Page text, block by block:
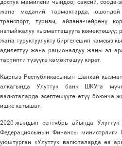
достук мамилени чыңдоо; саясий, соода-
жана маданий тармактарда,
транспорт, туризм, айлана-чөйрөнү
натыйжалуу кызматташууга көмөктөшүү;
жана туруктуулукту биргелешип камсыз
адилеттүү жана рационалдуу жаңы эл
тартипти түзүүгө көмөктөшүү кирет.
Кыргыз Республикасынын Шанхай
алкагында Улуттук банк ШКУга мүч
валюталарда эсептешүүгө өтүүбоюнча
ишке катышат.
2020-жылдын сентябрь айында
Федерациясынын Финансы министрлиги
уюштурган «Улуттук валюталардаөз